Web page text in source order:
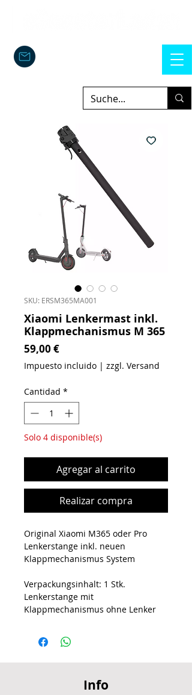
SKU: ERSM365MA001
Xiaomi Lenkermast inkl.
Klappmechanismus M 365
59,00 €Precio
Impuesto incluido | zzgl. Versand
Cantidad *
Solo 4 disponible(s)
Agregar al carrito
Realizar compra
Original Xiaomi M365 oder Pro
Lenkerstange inkl. neuen
Klappmechanismus System
Verpackungsinhalt: 1 Stk.
Lenkerstange mit
Klappmechanismus ohne Lenker
Info